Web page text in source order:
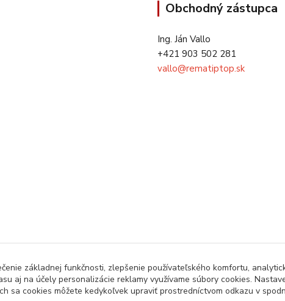
Obchodný zástupca
Ing. Ján Vallo
+421 903 502 281
vallo@rematiptop.sk
základnej funkčnosti, zlepšenie používateľského komfortu,
aj na účely personalizácie reklamy využívame súbory cookies.
sa cookies môžete kedykoľvek upraviť prostredníctvom odkazu v